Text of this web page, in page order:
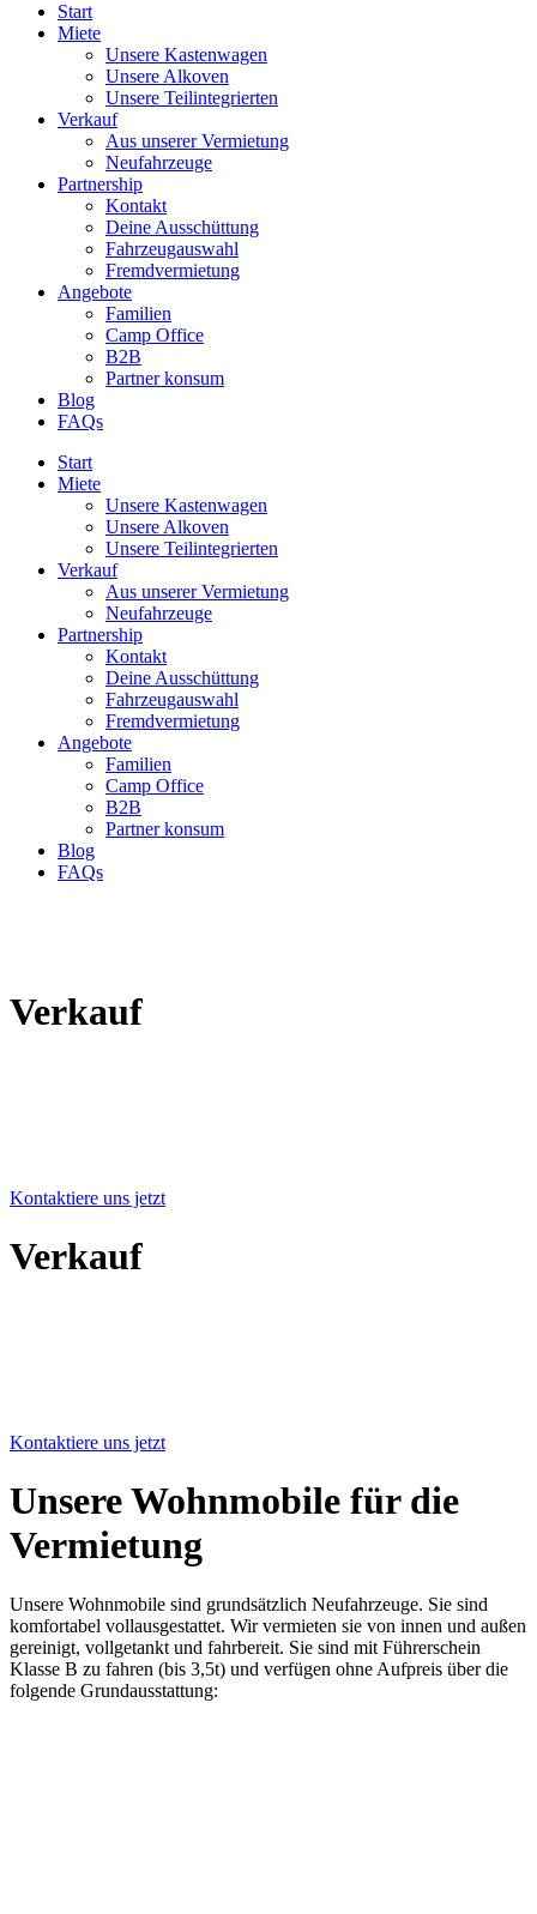
Start
Miete
Unsere Kastenwagen
Unsere Alkoven
Unsere Teilintegrierten
Verkauf
Aus unserer Vermietung
Neufahrzeuge
Partnership
Kontakt
Deine Ausschüttung
Fahrzeugauswahl
Fremdvermietung
Angebote
Familien
Camp Office
B2B
Partner konsum
Blog
FAQs
Start
Miete
Unsere Kastenwagen
Unsere Alkoven
Unsere Teilintegrierten
Verkauf
Aus unserer Vermietung
Neufahrzeuge
Partnership
Kontakt
Deine Ausschüttung
Fahrzeugauswahl
Fremdvermietung
Angebote
Familien
Camp Office
B2B
Partner konsum
Blog
FAQs
Verkauf
Kontaktiere uns jetzt
Verkauf
Kontaktiere uns jetzt
Unsere Wohnmobile für die
Vermietung
Unsere Wohnmobile sind grundsätzlich Neufahrzeuge. Sie sind
komfortabel vollausgestattet. Wir vermieten sie von innen und außen
gereinigt, vollgetankt und fahrbereit. Sie sind mit Führerschein
Klasse B zu fahren (bis 3,5t) und verfügen ohne Aufpreis über die
folgende Grundausstattung: